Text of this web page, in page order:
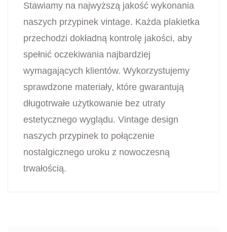
Stawiamy na najwyższą jakość wykonania
naszych przypinek vintage. Każda plakietka
przechodzi dokładną kontrolę jakości, aby
spełnić oczekiwania najbardziej
wymagających klientów. Wykorzystujemy
sprawdzone materiały, które gwarantują
długotrwałe użytkowanie bez utraty
estetycznego wyglądu. Vintage design
naszych przypinek to połączenie
nostalgicznego uroku z nowoczesną
trwałością.